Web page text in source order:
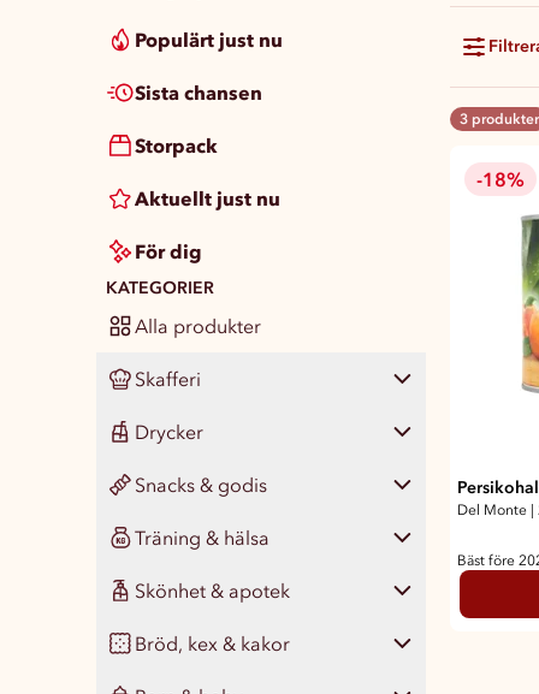
Populärt just nu
Sista chansen
Storpack
Aktuellt just nu
För dig
KATEGORIER
Alla produkter
Skafferi
Visa alla 471
Pasta, ris & matgryn 34
Konserver 65
Färdigmat 46
Kryddor & smaksättare 76
Drycker
Visa alla 143
Läsk 46
Vatten 24
Juice, smoothie & saft 18
Snacks & godis
Visa alla 433
Chips & snacks 77
Nötter & naturgodis 42
Träning & hälsa
Visa alla 133
Måltidsersättning 14
Skönhet & apotek
Visa alla 344
Bröd, kex & kakor
3 produkter
-18%
Del Monte
Bäst före